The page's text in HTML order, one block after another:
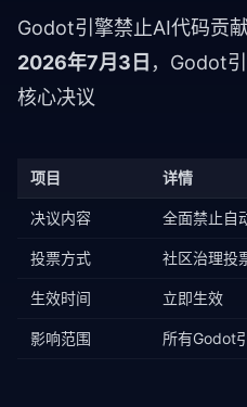
Godot引擎禁止AI代码贡
2026年7月3日 ，Godot
核心决议
项目 详情
决议内容 全面禁止自
投票方式 社区治理投
生效时间 立即生效
影响范围 所有Godot